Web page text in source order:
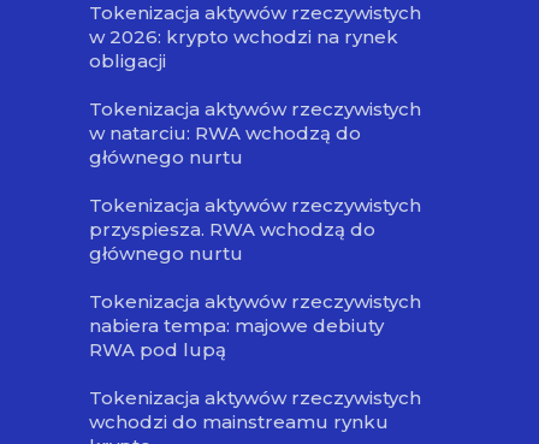
Tokenizacja aktywów rzeczywistych
w 2026: krypto wchodzi na rynek
obligacji
Tokenizacja aktywów rzeczywistych
w natarciu: RWA wchodzą do
głównego nurtu
Tokenizacja aktywów rzeczywistych
przyspiesza. RWA wchodzą do
głównego nurtu
Tokenizacja aktywów rzeczywistych
nabiera tempa: majowe debiuty
RWA pod lupą
Tokenizacja aktywów rzeczywistych
wchodzi do mainstreamu rynku